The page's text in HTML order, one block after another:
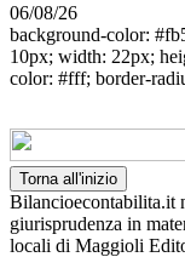
06/08/26
background-color:
10px; width: 22px;
color: #fff; border-
Torna all'inizio
Bilancioecontabilita.it
giurisprudenza in
locali di Maggioli